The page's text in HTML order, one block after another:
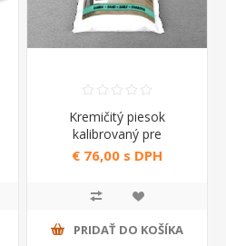
Kremičitý piesok
kalibrovaný pre
pieskovanie Lavor
€ 76,00 s DPH
PRIDAŤ DO KOŠÍKA